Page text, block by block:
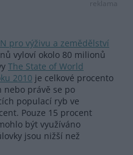
reklama
pro výživu a zemědělství
vyloví okolo 80 milionů
The State of World
2010 je celkové procento
nebo právě se po
populací ryb ve
Pouze 15 procent
být využíváno
jsou nižší než